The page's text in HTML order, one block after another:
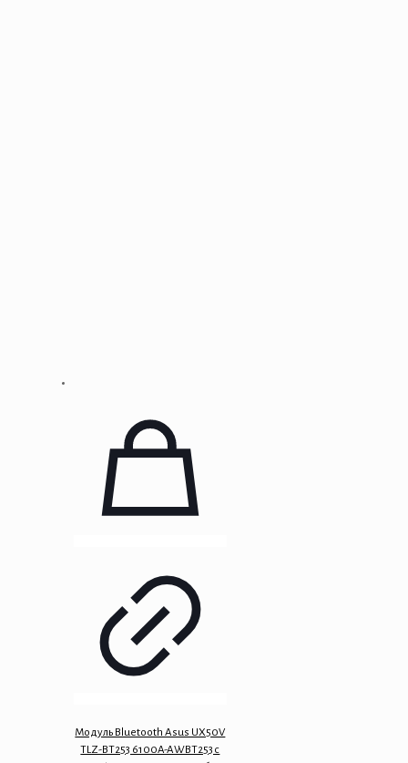
Модуль Bluetooth Asus UX50V
TLZ-BT253 6100A-AWBT253 с